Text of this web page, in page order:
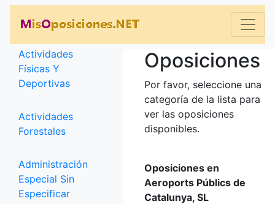
Categorías
Actividades
Físicas Y
Deportivas
Actividades
Forestales
Administración
Especial Sin
Especificar
Oposiciones
Por favor, seleccione una
categoría de la lista para
ver las oposiciones
disponibles.
Oposiciones en
Aeroports Públics de
Catalunya, SL